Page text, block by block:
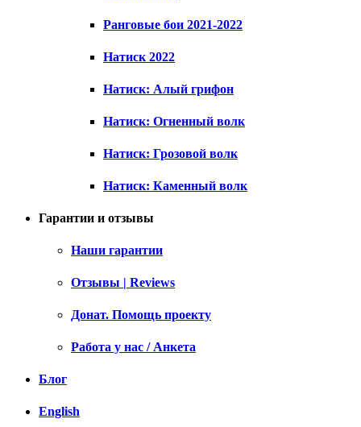
Ранговые бои 2021-2022
Натиск 2022
Натиск: Алый грифон
Натиск: Огненный волк
Натиск: Грозовой волк
Натиск: Каменный волк
Гарантии и отзывы
Наши гарантии
Отзывы | Reviews
Донат. Помощь проекту
Работа у нас / Анкета
Блог
English